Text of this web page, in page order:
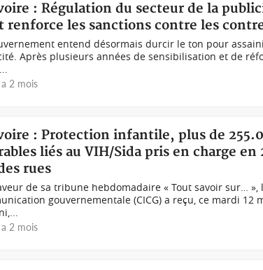
: Régulation du secteur de la
renforce les sanctions contre les
entend désormais durcir le ton pour
Après plusieurs années de sensibilisation et de
2 mois
: Protection infantile, plus de
liés au VIH/Sida pris en charge en
rues
de sa tribune hebdomadaire « Tout savoir sur… »,
gouvernementale (CICG) a reçu, ce mardi 12
2 mois